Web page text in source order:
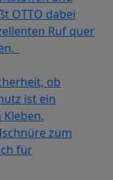
OTTO dabei
Ruf quer
ob
ist ein
zum
für